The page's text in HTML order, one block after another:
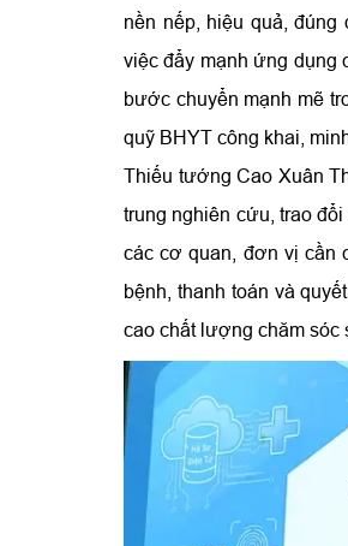
nền nếp, hiệu quả, đúng
việc đẩy mạnh ứng dụng
bước chuyển mạnh mẽ
quỹ BHYT công khai,
Thiếu tướng Cao Xuân
trung nghiên cứu, trao
các cơ quan, đơn vị cần
bệnh, thanh toán và
cao chất lượng chăm sóc